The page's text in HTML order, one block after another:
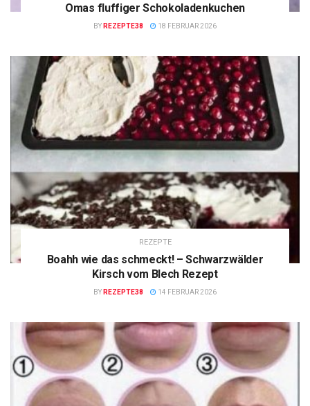
Omas fluffiger Schokoladenkuchen
BY REZEPTE38 18 FEBRUAR 2026
REZEPTE
Boahh wie das schmeckt! – Schwarzwälder
Kirsch vom Blech Rezept
BY REZEPTE38 14 FEBRUAR 2026